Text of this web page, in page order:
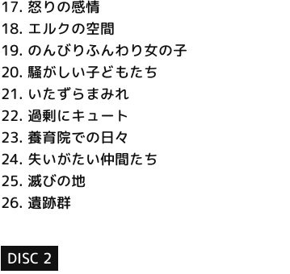
17. 怒りの感情
18. エルクの空間
19. のんびりふんわり女の子
20. 騒がしい子どもたち
21. いたずらまみれ
22. 過剰にキュート
23. 養育院での日々
24. 失いがたい仲間たち
25. 滅びの地
26. 遺跡群
DISC 2